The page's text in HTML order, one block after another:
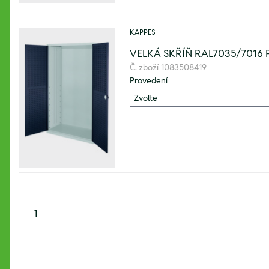
KAPPES
VELKÁ SKŘÍŇ RAL7035/7016
Č. zboží 1083508419
Provedení
1